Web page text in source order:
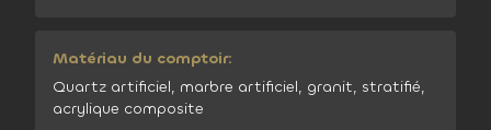
Matériau du comptoir:
Quartz artificiel, marbre artificiel, granit, stratifié,
acrylique composite